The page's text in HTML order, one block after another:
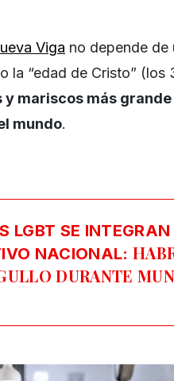
Viga no depende de
la “edad de Cristo” (los
mariscos más
mundo.
LGBT SE
NACIONAL:
DURANTE